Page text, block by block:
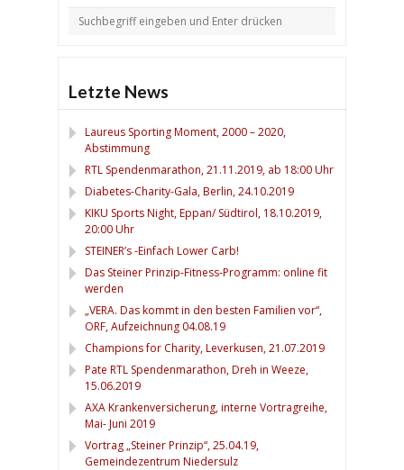
Letzte News
Laureus Sporting Moment, 2000 – 2020,
Abstimmung
RTL Spendenmarathon, 21.11.2019, ab 18:00 Uhr
Diabetes-Charity-Gala, Berlin, 24.10.2019
KIKU Sports Night, Eppan/ Südtirol, 18.10.2019,
20:00 Uhr
STEINER’s -Einfach Lower Carb!
Das Steiner Prinzip-Fitness-Programm: online fit
werden
„VERA. Das kommt in den besten Familien vor“,
ORF, Aufzeichnung 04.08.19
Champions for Charity, Leverkusen, 21.07.2019
Pate RTL Spendenmarathon, Dreh in Weeze,
15.06.2019
AXA Krankenversicherung, interne Vortragreihe,
Mai- Juni 2019
Vortrag „Steiner Prinzip“, 25.04.19,
Gemeindezentrum Niedersulz